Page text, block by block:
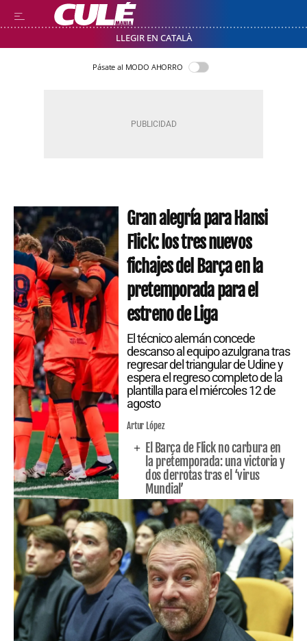
LLEGIR EN CATALÀ
Pásate al MODO AHORRO
Gran alegría para Hansi
Flick: los tres nuevos
fichajes del Barça en la
pretemporada para el
estreno de Liga
El técnico alemán concede
descanso al equipo azulgrana tras
regresar del triangular de Udine y
espera el regreso completo de la
plantilla para el miércoles 12 de
agosto
Artur López
El Barça de Flick no carbura en
la pretemporada: una victoria y
dos derrotas tras el ‘virus
Mundial’